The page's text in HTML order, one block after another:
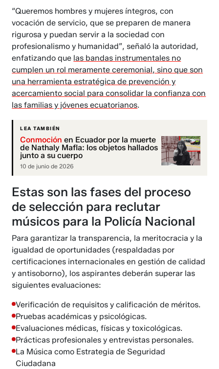
“Queremos hombres y mujeres íntegros, con
vocación de servicio, que se preparen de manera
rigurosa y puedan servir a la sociedad con
profesionalismo y humanidad”, señaló la autoridad,
enfatizando que las bandas instrumentales no
cumplen un rol meramente ceremonial, sino que son
una herramienta estratégica de prevención y
acercamiento social para consolidar la confianza con
las familias y jóvenes ecuatorianos.
LEA TAMBIÉN
Conmoción en Ecuador por la muerte
de Nathaly Mafla: los objetos hallados
junto a su cuerpo
10 de junio de 2026
Estas son las fases del proceso
de selección para reclutar
músicos para la Policía Nacional
Para garantizar la transparencia, la meritocracia y la
igualdad de oportunidades (respaldadas por
certificaciones internacionales en gestión de calidad
y antisoborno), los aspirantes deberán superar las
siguientes evaluaciones:
Verificación de requisitos y calificación de méritos.
Pruebas académicas y psicológicas.
Evaluaciones médicas, físicas y toxicológicas.
Prácticas profesionales y entrevistas personales.
La Música como Estrategia de Seguridad
Ciudadana